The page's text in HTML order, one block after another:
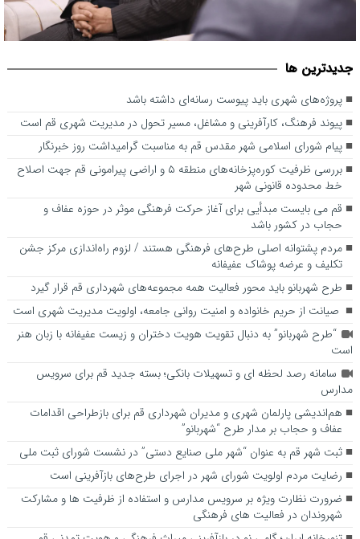
پروژه‌های شهری باید پیوست رسانه‌ای داشته باشد
جديدترين ها
پروژه‌های شهری باید پیوست رسانه‌ای داشته باشد
پیوند فرهنگ، کارآفرینی و مشاغل، مسیر تحول در مدیریت شهری قم است
پیام شورای اسلامی شهر مقدس قم به مناسبت گرامیداشت روز خبرنگار
بررسی ظرفیت کوره‌پزخانه‌های منطقه ۵ و اراضی پیرامونی قم جهت اصلاح
خط محدوده قانونی شهر
قم می بایست مبدأیی برای آغاز حرکت فرهنگی موثر در حوزه عفاف و
حجاب در کشور باشد
مردم پشتوانه اصلی طرح‌های فرهنگی هستند / لزوم راه‌اندازی مرکز جشن
تکلیف و عرضه پوشاک عفیفانه
طرح شهربانو باید محور فعالیت همه مجموعه‌های شهرداری قم قرار گیرد
صیانت از حریم خانواده و امنیت روانی جامعه، اولویت مدیریت شهری است
“طرح شهربانو” به دنبال تقویت هویت دختران و زیست عفیفانه با زبان هنر
است
سامانه رصد لحظه ای و تسهیلات بانکی؛ بسته جدید قم برای سرویس
مدارس
هم‌اندیشی پارلمان شهری و مدیران شهرداری قم برای بازطراحی اقدامات
عفاف و حجاب بر مدار طرح “شهربانو”
ثبت شهر قم به عنوان “شهر ملی صنایع دستی” در نشست شورای ثبت ملی
رضایت مردم اولویت شورای شهر در اجرای طرح‌های بازآفرینی است
ضرورت نظارت ویژه بر سرویس مدارس و استفاده از ظرفیت ها و مشارکت
شهروندان در فعالیت های فرهنگی